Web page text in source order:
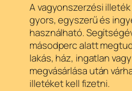
A vagyonszerzési
gyors, egyszerű és
használható.
másodperc alatt
lakás, ház, ingatlan
megvásárlása után
illetéket kell fizetni.